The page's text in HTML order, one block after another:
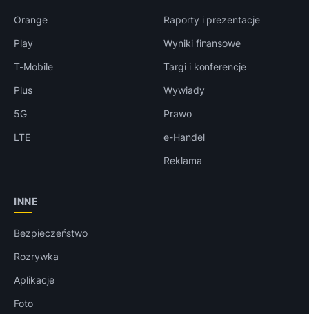
Orange
Play
T-Mobile
Plus
5G
LTE
Raporty i prezentacje
Wyniki finansowe
Targi i konferencje
Wywiady
Prawo
e-Handel
Reklama
INNE
Bezpieczeństwo
Rozrywka
Aplikacje
Foto